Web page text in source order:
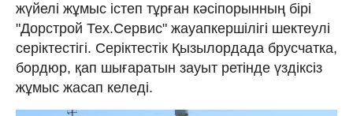
жүйелі жұмыс істеп тұрған кәсіпорынның бірі
"Дорстрой Тех.Сервис" жауапкершілігі шектеулі
серіктестігі. Серіктестік Қызылордада брусчатка,
бордюр, қап шығаратын зауыт ретінде үздіксіз
жұмыс жасап келеді.